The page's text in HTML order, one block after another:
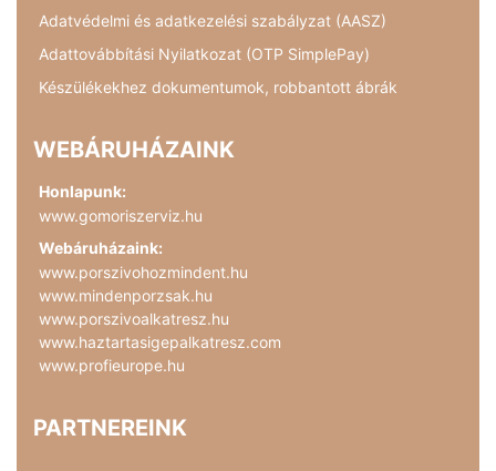
Adatvédelmi és adatkezelési szabályzat (AASZ)
Adattovábbítási Nyilatkozat (OTP SimplePay)
Készülékekhez dokumentumok, robbantott ábrák
WEBÁRUHÁZAINK
Honlapunk:
www.gomoriszerviz.hu
Webáruházaink:
www.porszivohozmindent.hu
www.mindenporzsak.hu
www.porszivoalkatresz.hu
www.haztartasigepalkatresz.com
www.profieurope.hu
PARTNEREINK